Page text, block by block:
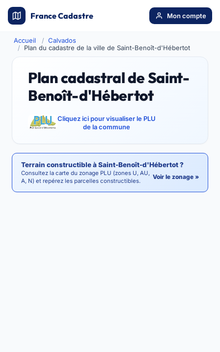
France Cadastre Mon compte
Accueil
Calvados
Plan du cadastre de la ville de Saint-Benoît-d'Hébertot
Plan cadastral de Saint-
Benoît-d'Hébertot
Cliquez ici pour visualiser le PLU
de la commune
Terrain constructible à Saint-Benoît-d'Hébertot ?
Consultez la carte du zonage PLU (zones U, AU,
A, N) et repérez les parcelles constructibles.
Voir le zonage »